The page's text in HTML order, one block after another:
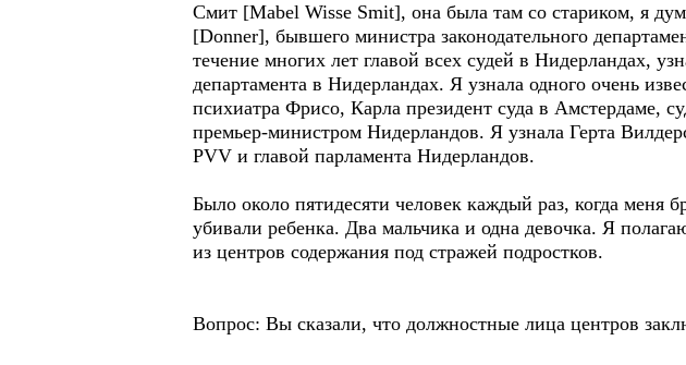
Смит [Mabel Wisse Smit], она была там со стариком, я
[Donner], бывшего министра законодательного
течение многих лет главой всех судей в Нидерландах,
департамента в Нидерландах. Я узнала одного очень
психиатра Фрисо, Карла президент суда в Амстердаме,
премьер-министром Нидерландов. Я узнала Герта
PVV и главой парламента Нидерландов.
Было около пятидесяти человек каждый раз, когда меня
убивали ребенка. Два мальчика и одна девочка. Я
из центров содержания под стражей подростков.
Вопрос: Вы сказали, что должностные лица центров